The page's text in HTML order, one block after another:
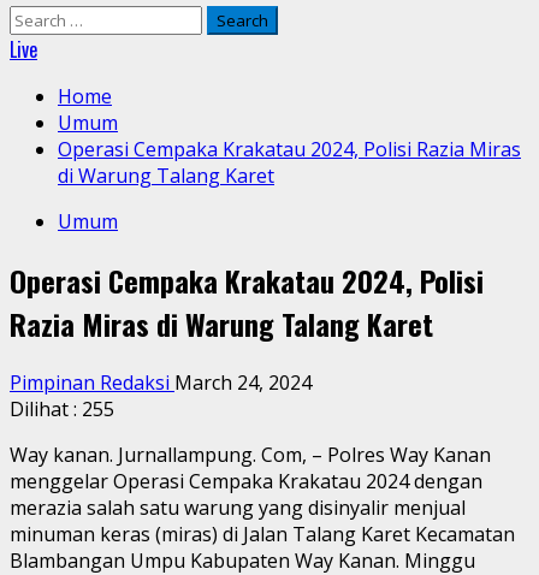
Search
for:
Live
Home
Umum
Operasi Cempaka Krakatau 2024, Polisi Razia Miras
di Warung Talang Karet
Umum
Operasi Cempaka Krakatau 2024, Polisi
Razia Miras di Warung Talang Karet
Pimpinan Redaksi March 24, 2024
Dilihat : 255
Way kanan. Jurnallampung. Com, – Polres Way Kanan
menggelar Operasi Cempaka Krakatau 2024 dengan
merazia salah satu warung yang disinyalir menjual
minuman keras (miras) di Jalan Talang Karet Kecamatan
Blambangan Umpu Kabupaten Way Kanan. Minggu